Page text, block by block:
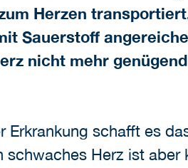
Herzen
Sauerstoff
nicht mehr
Erkrankung schafft es
Herz ist aber